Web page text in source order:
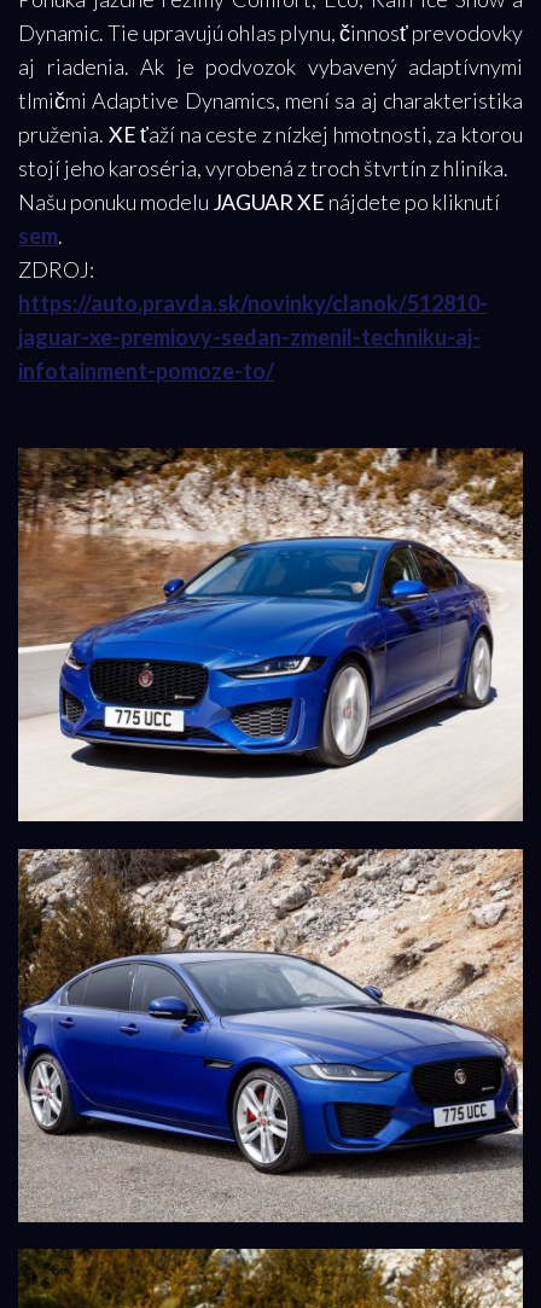
Dynamic. Tie upravujú ohlas plynu, činnosť prevodovky
aj riadenia. Ak je podvozok vybavený adaptívnymi
tlmičmi Adaptive Dynamics, mení sa aj charakteristika
pruženia. XEťaží na ceste z nízkej hmotnosti, za ktorou
stojí jeho karoséria, vyrobená z troch štvrtín z hliníka.
Našu ponuku modelu JAGUAR XE nájdete po kliknutí
sem.
ZDROJ:
https://auto.pravda.sk/novinky/clanok/512810-
jaguar-xe-premiovy-sedan-zmenil-techniku-aj-
infotainment-pomoze-to/